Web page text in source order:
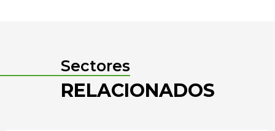
Sectores
RELACIONADOS